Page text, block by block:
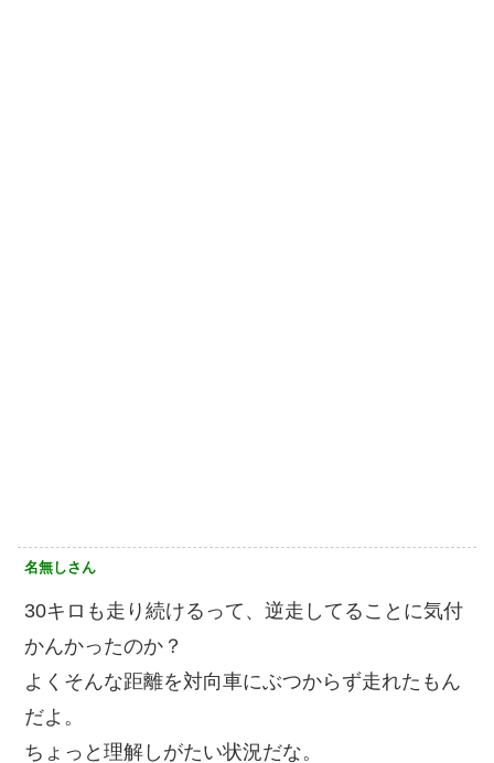
名無しさん
30キロも走り続けるって、逆走してることに気付
かんかったのか？
よくそんな距離を対向車にぶつからず走れたもん
だよ。
ちょっと理解しがたい状況だな。